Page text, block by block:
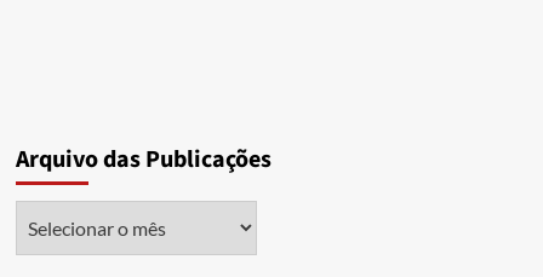
Arquivo das Publicações